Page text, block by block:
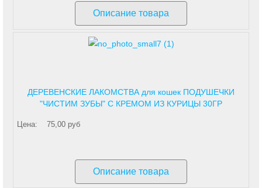
Описание товара
ДЕРЕВЕНСКИЕ ЛАКОМСТВА для кошек ПОДУШЕЧКИ
"ЧИСТИМ ЗУБЫ" С КРЕМОМ ИЗ КУРИЦЫ 30ГР
Цена: 75,00 руб
Описание товара